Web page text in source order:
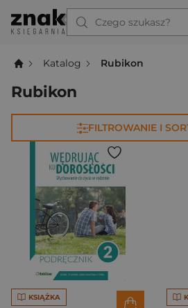
Czego szukasz?
Katalog Rubikon
Rubikon
FILTROWANIE I
KSIĄŻKA